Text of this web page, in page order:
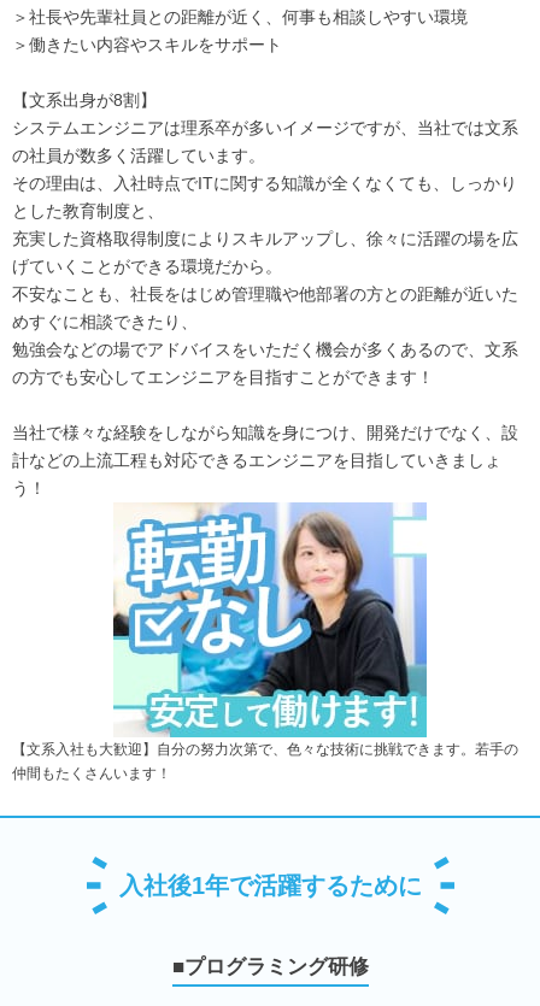
＞社長や先輩社員との距離が近く、何事も相談しやすい環境
＞働きたい内容やスキルをサポート
【文系出身が8割】
システムエンジニアは理系卒が多いイメージですが、当社では文系
の社員が数多く活躍しています。
その理由は、入社時点でITに関する知識が全くなくても、しっかり
とした教育制度と、
充実した資格取得制度によりスキルアップし、徐々に活躍の場を広
げていくことができる環境だから。
不安なことも、社長をはじめ管理職や他部署の方との距離が近いた
めすぐに相談できたり、
勉強会などの場でアドバイスをいただく機会が多くあるので、文系
の方でも安心してエンジニアを目指すことができます！
当社で様々な経験をしながら知識を身につけ、開発だけでなく、設
計などの上流工程も対応できるエンジニアを目指していきましょ
う！
【文系入社も大歓迎】自分の努力次第で、色々な技術に挑戦できます。若手の
仲間もたくさんいます！
入社後1年で活躍するために
■プログラミング研修